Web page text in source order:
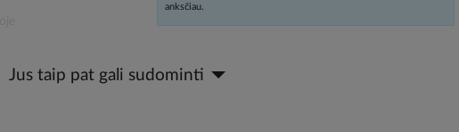
anksčiau.
Jus taip pat gali sudominti